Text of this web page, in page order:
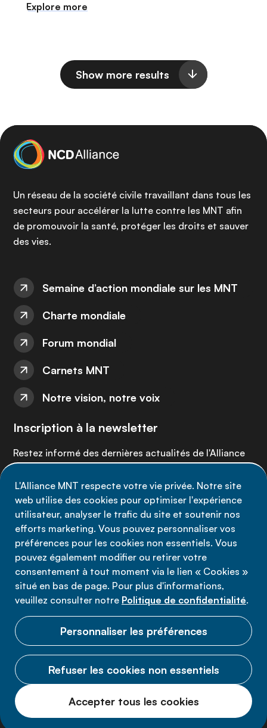
L'Alliance MNT respecte votre vie privée. Notre site
web utilise des cookies pour optimiser l'expérience
utilisateur, analyser le trafic du site et soutenir nos
efforts marketing. Vous pouvez personnaliser vos
préférences pour les cookies non essentiels. Vous
pouvez également modifier ou retirer votre
consentement à tout moment via le lien « Cookies »
situé en bas de page. Pour plus d'informations,
veuillez consulter notre Politique de confidentialité.
Personnaliser les préférences
Refuser les cookies non essentiels
Accepter tous les cookies
Explore more
Show more results
Un réseau de la société civile travaillant dans tous les
secteurs pour accélérer la lutte contre les MNT afin
de promouvoir la santé, protéger les droits et sauver
des vies.
Semaine d’action mondiale sur les MNT
Charte mondiale
Forum mondial
Carnets MNT
Notre vision, notre voix
Inscription à la newsletter
Restez informé des dernières actualités de l'Alliance
Inscrivez-vous maintenant
Politique de confidentialité
Conditions d'utilisation
Tous droits réservés.